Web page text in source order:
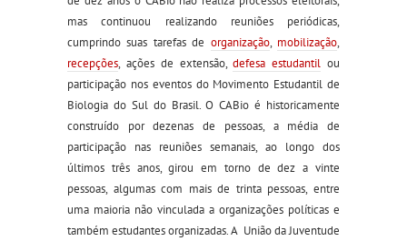
mas continuou realizando reuniões periódicas,
cumprindo suas tarefas de organização, mobilização,
recepções, ações de extensão,defesa estudantil ou
participação nos eventos do Movimento Estudantil de
Biologia do Sul do Brasil. O CABio é historicamente
construído por dezenas de pessoas, a média de
participação nas reuniões semanais, ao longo dos
últimos três anos, girou em torno de dez a vinte
pessoas, algumas com mais de trinta pessoas, entre
uma maioria não vinculada a organizações políticas e
também estudantes organizadas. A União da Juventude